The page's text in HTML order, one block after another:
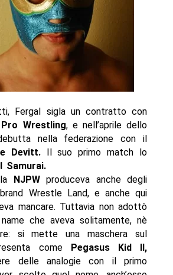
Fergal sigla un contratto con
Pro Wrestling, e nell’aprile dello
nella federazione con il
Devitt.Il suo primo match lo
Samurai.
NJPWproduceva anche degli
Wrestle Land, e anche qui
mancare. Tuttavia non adottò
che aveva solitamente, nè
si mette una maschera sul
come
Pegasus Kid II,
delle analogie con il primo